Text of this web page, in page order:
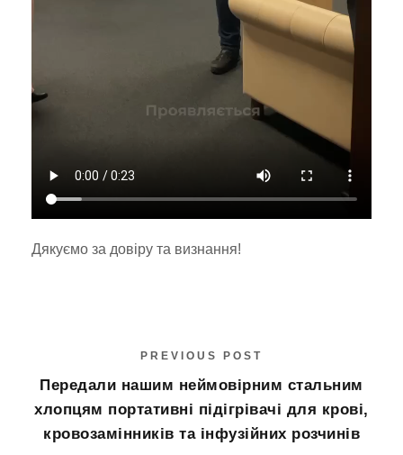
Дякуємо за довіру та визнання!
PREVIOUS POST
Передали нашим неймовірним стальним
хлопцям портативні підігрівачі для крові,
кровозамінників та інфузійних розчинів